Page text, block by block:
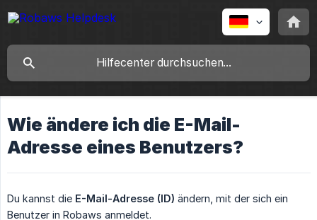
Wie ändere ich die E-Mail-
Adresse eines Benutzers?
Du kannst die E-Mail-Adresse (ID) ändern, mit der sich ein
Benutzer in Robaws anmeldet.